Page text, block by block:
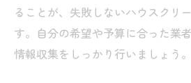
ることが、失敗しないハウスクリ
す。自分の希望や予算に合った業
情報収集をしっかり行いましょう。